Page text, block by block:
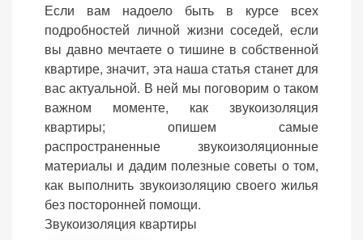
s
t
e
d
o
Если вам надоело быть в курсе всех
подробностей личной жизни соседей, если
вы давно мечтаете о тишине в собственной
квартире, значит, эта наша статья станет для
вас актуальной. В ней мы поговорим о таком
важном моменте, как звукоизоляция
квартиры; опишем самые
распространенные звукоизоляционные
материалы и дадим полезные советы о том,
как выполнить звукоизоляцию своего жилья
без посторонней помощи.
Звукоизоляция квартиры
«Принять
все»
«Настройки
cookie»
Обязательные
(технические)
Необходимы для
работы сайта.